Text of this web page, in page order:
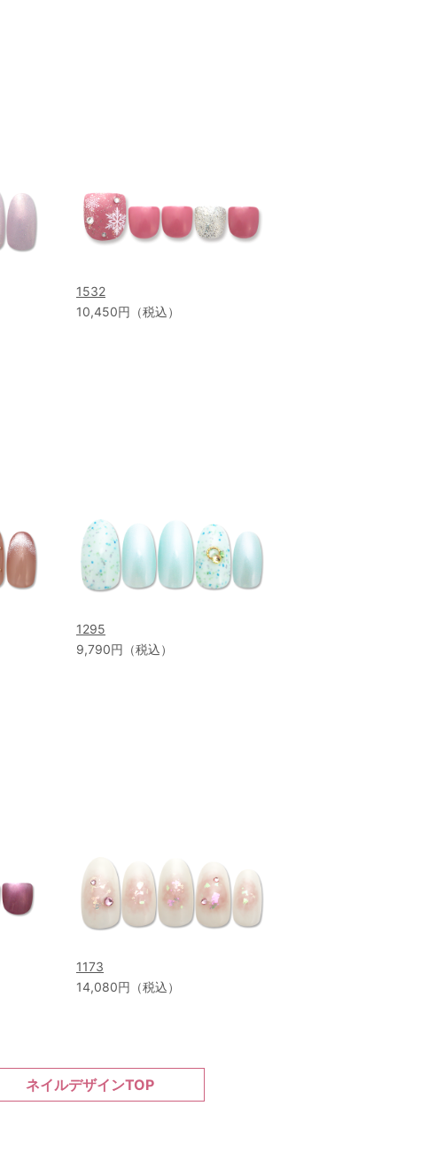
1532
10,450円（税込）
1295
9,790円（税込）
1173
14,080円（税込）
ネイルデザインTOP